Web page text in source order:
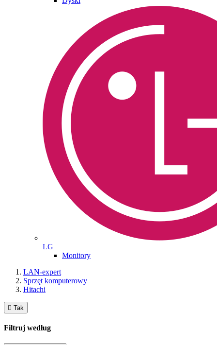
LG
Monitory
LAN-expert
Sprzęt komputerowy
Hitachi
 Tak
Filtruj według